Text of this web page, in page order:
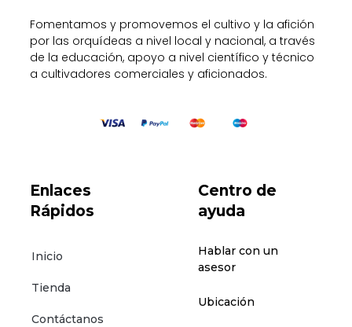
Fomentamos y promovemos el cultivo y la afición
por las orquídeas a nivel local y nacional, a través
de la educación, apoyo a nivel científico y técnico
a cultivadores comerciales y aficionados.
Enlaces
Rápidos
Inicio
Tienda
Contáctanos
Centro de
ayuda
Hablar con un
asesor
Ubicación